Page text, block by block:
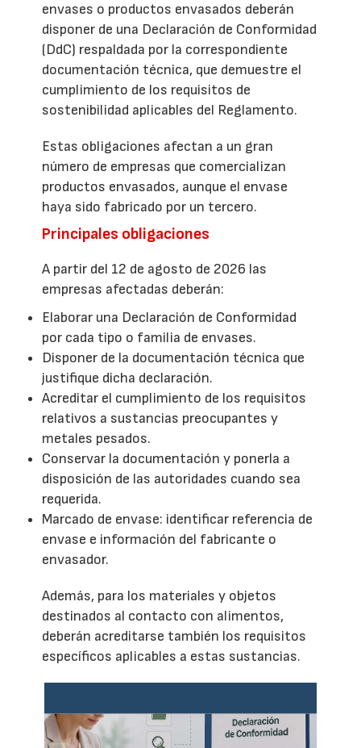
envases o productos envasados deberán
disponer de una Declaración de Conformidad
(DdC) respaldada por la correspondiente
documentación técnica, que demuestre el
cumplimiento de los requisitos de
sostenibilidad aplicables del Reglamento.
Estas obligaciones afectan a un gran
número de empresas que comercializan
productos envasados, aunque el envase
haya sido fabricado por un tercero.
Principales obligaciones
A partir del 12 de agosto de 2026 las
empresas afectadas deberán:
Elaborar una Declaración de Conformidad
por cada tipo o familia de envases.
Disponer de la documentación técnica que
justifique dicha declaración.
Acreditar el cumplimiento de los requisitos
relativos a sustancias preocupantes y
metales pesados.
Conservar la documentación y ponerla a
disposición de las autoridades cuando sea
requerida.
Marcado de envase: identificar referencia de
envase e información del fabricante o
envasador.
Además, para los materiales y objetos
destinados al contacto con alimentos,
deberán acreditarse también los requisitos
específicos aplicables a estas sustancias.